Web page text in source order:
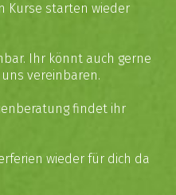
Kurse starten wieder
Ihr könnt auch gerne
vereinbaren.
findet ihr
wieder für dich da